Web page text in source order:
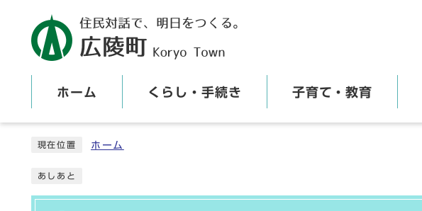
ホーム くらし・手続き 子育て・教育
現在位置 ホーム
あしあと